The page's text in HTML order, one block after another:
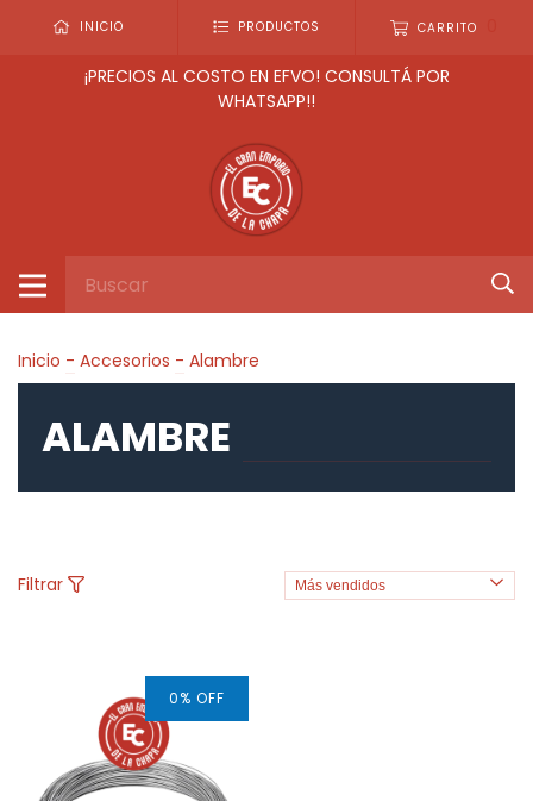
INICIO PRODUCTOS CARRITO
¡PRECIOS AL COSTO EN EFVO! CONSULTÁ POR
WHATSAPP!!
Inicio - Accesorios - Alambre
ALAMBRE
Filtrar
0% OFF